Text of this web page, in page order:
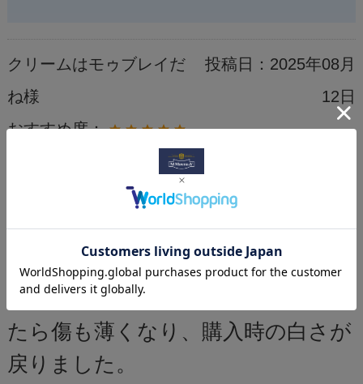
クリームはモゥブレイだ
ね様
投稿日： 2025年08月
12日
おすすめ度：
フェラガモの店員から教えていただ
いて、ドライビングシューズに続
き、白革のスニーカー用に購入しま
した。
流石のなじみ感で、何度か馴染ませ
たら傷も薄くなり、購入時の白さが
戻りました。